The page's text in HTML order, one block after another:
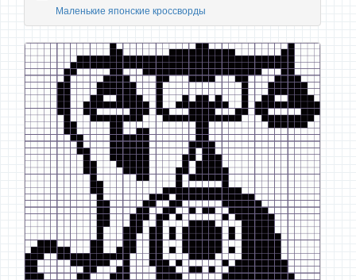
Маленькие японские кроссворды